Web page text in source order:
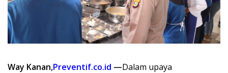
Way Kanan,Preventif.co.id —Dalam upaya